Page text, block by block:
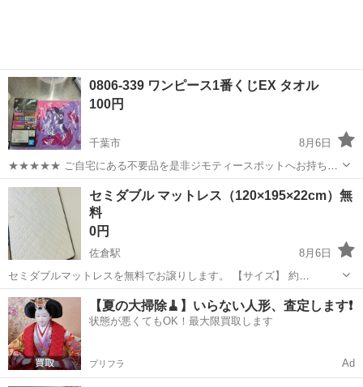
0806-339 ワンピース1番くじEX タオル
100円
千葉市
8月6日
★★★★★ ご自宅にある不要品を是非ジモティースポットへお持ち込
みしませんか？ 家電、趣味・スポーツ・レジャー用品、こども用品、
衣料服飾品、生活雑貨、家具、本、CD・DVDなどが無料でまとめて持
ち込めます！ ※詳細はこ...
千葉 千葉市 寝具
セミダブル マットレス（120×195×22cm）無
料
0円
佐倉駅
8月6日
セミダブルマットレスを無料でお譲りします。 【サイズ】 約
120×195×22cm 【状態】 ・使用期間：約1年半 ・ポケットコイルマッ
トレス ・大きな汚れ、破れはありません。 ・ペットなし、禁煙環境で
使用していました。...
千葉 佐倉市 佐倉駅 寝具 セミダブル
【夏の大掃除🧹】いらない人形、査定します❗️
状態が悪くてもOK！最大限買取します
プリフラ Ad